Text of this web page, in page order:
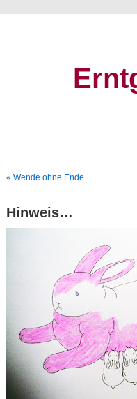
« Wende ohne Ende.
Hinweis…